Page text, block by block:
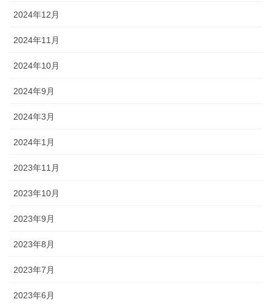
2024年12月
2024年11月
2024年10月
2024年9月
2024年3月
2024年1月
2023年11月
2023年10月
2023年9月
2023年8月
2023年7月
2023年6月